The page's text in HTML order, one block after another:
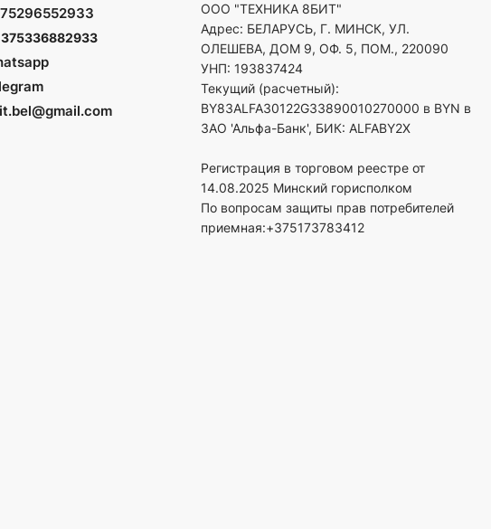
ООО "ТЕХНИКА 8БИТ"
Адрес: БЕЛАРУСЬ, Г. МИНСК, УЛ.
ОЛЕШЕВА, ДОМ 9, ОФ. 5, ПОМ., 220090
УНП: 193837424
Текущий (расчетный):
BY83ALFA30122G33890010270000 в BYN в
ЗАО 'Альфа-Банк', БИК: ALFABY2X
Регистрация в торговом реестре от
14.08.2025 Минский горисполком
По вопросам защиты прав потребителей
приемная:+375173783412